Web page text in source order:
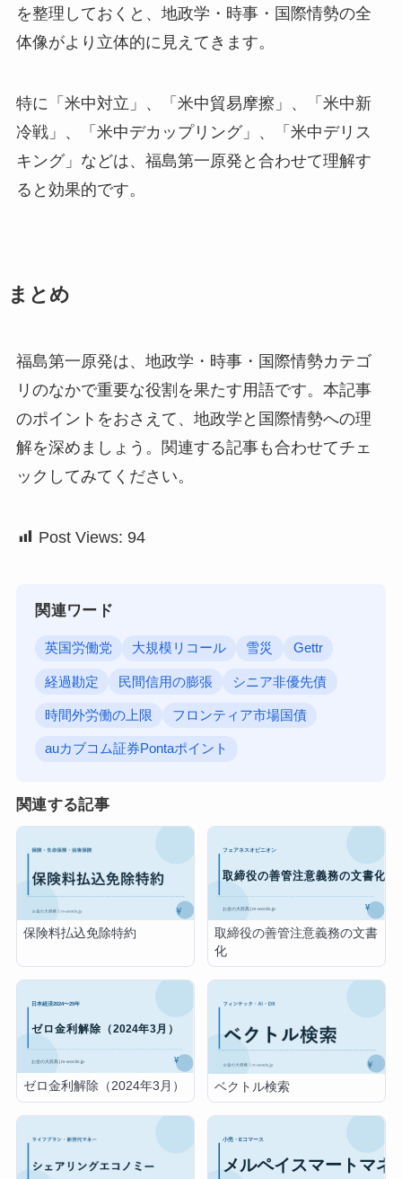
を整理しておくと、地政学・時事・国際情勢の全
体像がより立体的に見えてきます。
特に「米中対立」、「米中貿易摩擦」、「米中新
冷戦」、「米中デカップリング」、「米中デリス
キング」などは、福島第一原発と合わせて理解す
ると効果的です。
まとめ
福島第一原発は、地政学・時事・国際情勢カテゴ
リのなかで重要な役割を果たす用語です。本記事
のポイントをおさえて、地政学と国際情勢への理
解を深めましょう。関連する記事も合わせてチェ
ックしてみてください。
Post Views: 94
関連ワード
英国労働党 大規模リコール 雪災 Gettr
経過勘定 民間信用の膨張 シニア非優先債
時間外労働の上限 フロンティア市場国債
auカブコム証券Pontaポイント
関連する記事
保険料払込免除特約
取締役の善管注意義務の文書
化
ゼロ金利解除（2024年3月） ベクトル検索